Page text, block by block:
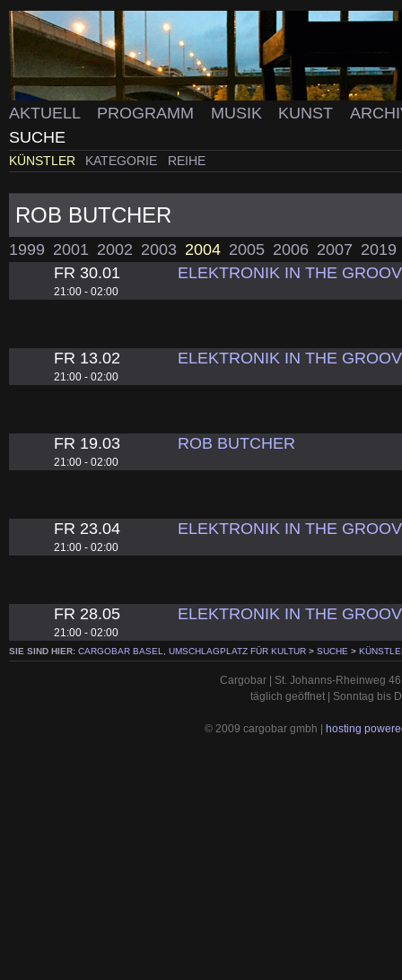
AKTUELL PROGRAMM MUSIK KUNST
SUCHE
KÜNSTLER KATEGORIE REIHE
ROB BUTCHER
1999 2001 2002 2003 2004 2005 2006 2007 2019
FR 30.01
21:00 - 02:00
ELEKTRONIK IN THE
FR 13.02
21:00 - 02:00
ELEKTRONIK IN THE
FR 19.03
21:00 - 02:00
ROB BUTCHER
FR 23.04
21:00 - 02:00
ELEKTRONIK IN THE
FR 28.05
21:00 - 02:00
ELEKTRONIK IN THE
SIE SIND HIER: CARGOBAR BASEL, UMSCHLAGPLATZ FÜR KULTUR > SUCHE >
Cargobar | St. Johanns-Rheinweg
täglich geöffnet | Sonntag bis
© 2009 cargobar gmbh | hosting